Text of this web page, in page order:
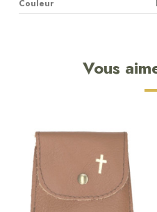
Couleur
Vous